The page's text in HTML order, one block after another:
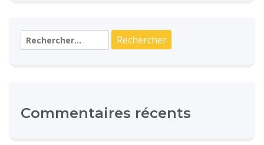
Rechercher :
Commentaires récents